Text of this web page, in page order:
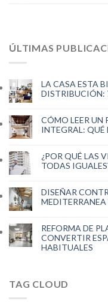
ÚLTIMAS
LA CASA ESTA
DISTRIBUCIÓN:
CÓMO LEER UN
INTEGRAL: QUÉ
¿POR QUÉ LAS
TODAS
DISEÑAR
MEDITERRANEA
REFORMA DE
CONVERTIR
HABITUALES
TAG CLOUD